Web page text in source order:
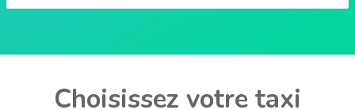
Choisissez votre taxi